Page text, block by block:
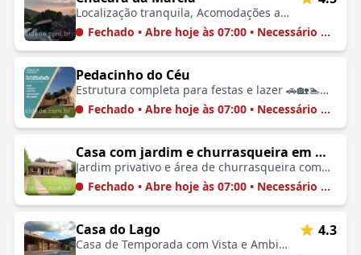
Localização tranquila, Acomodações aconchegantes, Proximidade com atrações turísticas, Contato com a natureza, Ambiente familiar
Fechado • Abre hoje às 07:00 • Necessário Agendar
Pedacinho do Céu
Estrutura completa para festas e lazer 🚗🏡🏊🍽️🤗
Fechado • Abre hoje às 07:00 • Necessário Agendar
Casa com jardim e churrasqueira em Águas da Prata
Jardim privativo e área de churrasqueira completa 🚗🏡💧🍽️🤗
Fechado • Abre hoje às 07:00 • Necessário Agendar
Casa do Lago
Casa de Temporada com Vista e Ambiente Tranquilo 🚗🏡💧🤗
4.3